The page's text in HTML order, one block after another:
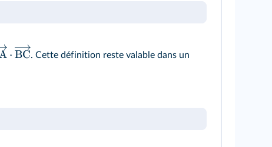
⋅ BC. Cette définition reste valable dans un